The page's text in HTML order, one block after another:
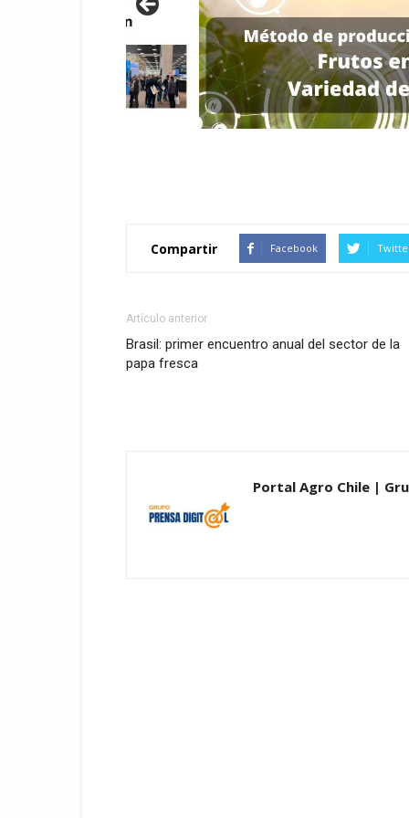
Compartir Facebook
Artículo anterior
Brasil: primer encuentro anual del sector de la
papa fresca
Portal Agro Chile |